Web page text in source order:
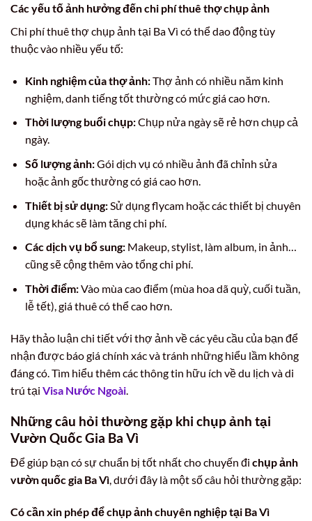
Các yếu tố ảnh hưởng đến chi phí thuê thợ chụp ảnh
Chi phí thuê thợ chụp ảnh tại Ba Vì có thể dao động tùy
thuộc vào nhiều yếu tố:
Kinh nghiệm của thợ ảnh:Thợ ảnh có nhiều năm kinh
nghiệm, danh tiếng tốt thường có mức giá cao hơn.
Thời lượng buổi chụp:Chụp nửa ngày sẽ rẻ hơn chụp cả
ngày.
Số lượng ảnh:Gói dịch vụ có nhiều ảnh đã chỉnh sửa
hoặc ảnh gốc thường có giá cao hơn.
Thiết bị sử dụng:Sử dụng flycam hoặc các thiết bị chuyên
dụng khác sẽ làm tăng chi phí.
Các dịch vụ bổ sung:Makeup, stylist, làm album, in ảnh…
cũng sẽ cộng thêm vào tổng chi phí.
Thời điểm:Vào mùa cao điểm (mùa hoa dã quỳ, cuối tuần,
lễ tết), giá thuê có thể cao hơn.
Hãy thảo luận chi tiết với thợ ảnh về các yêu cầu của bạn để
nhận được báo giá chính xác và tránh những hiểu lầm không
đáng có. Tìm hiểu thêm các thông tin hữu ích về du lịch và di
trú tại Visa Nước Ngoài
Những câu hỏi thường gặp khi chụp ảnh tại
Vườn Quốc Gia Ba Vì
Để giúp bạn có sự chuẩn bị tốt nhất cho chuyến đi chụp ảnh
vườn quốc gia Ba Vì, dưới đây là một số câu hỏi thường gặp:
Có cần xin phép để chụp ảnh chuyên nghiệp tại Ba Vì